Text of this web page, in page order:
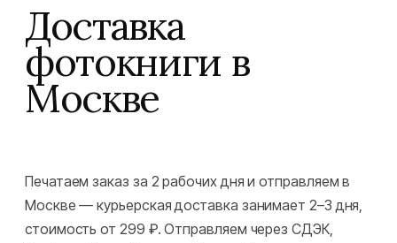
Доставка
фотокниги в
Москве
Печатаем заказ за 2 рабочих дня и отправляем в
Москве — курьерская доставка занимает 2–3 дня,
стоимость от 299 ₽. Отправляем через СДЭК,